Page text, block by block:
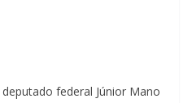
federal Júnior Mano